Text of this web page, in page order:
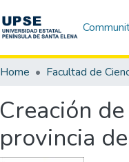
Home
Creación
provincia